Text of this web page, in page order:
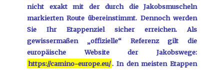
nicht exakt mit der durch die Jakobsmuscheln
markierten Route übereinstimmt. Dennoch werden
Sie Ihr Etappenziel sicher erreichen. Als
gewissermaßen „offizielle“ Referenz gilt die
europäische Website der Jakobswege:
https://camino-europe.eu/. In den meisten Etappen